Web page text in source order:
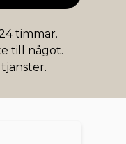
timmar.
till något.